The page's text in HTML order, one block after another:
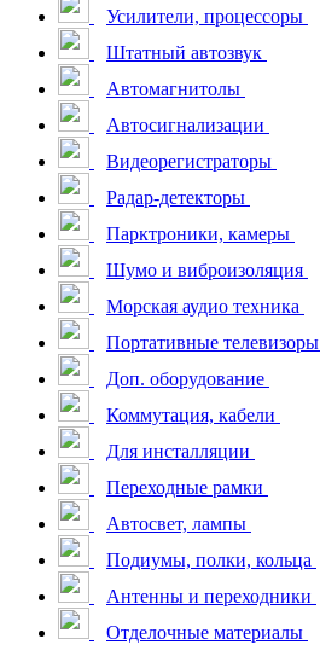
Усилители, процессоры
Штатный автозвук
Автомагнитолы
Автосигнализации
Видеорегистраторы
Радар-детекторы
Парктроники, камеры
Шумо и виброизоляция
Морская аудио техника
Портативные телевизоры
Доп. оборудование
Коммутация, кабели
Для инсталляции
Переходные рамки
Автосвет, лампы
Подиумы, полки, кольца
Антенны и переходники
Отделочные материалы